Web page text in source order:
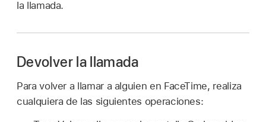
la llamada.
Devolver la llamada
Para volver a llamar a alguien en FaceTime, realiza
cualquiera de las siguientes operaciones: